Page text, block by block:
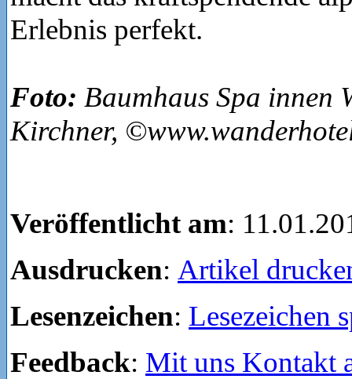
Erlebnis perfekt.
Foto: Baumhaus Spa innen
Kirchner,
Veröffentlicht am:
Ausdrucken: Artikel
Lesenzeichen: Lesezeichen
Feedback: Mit uns Kontakt